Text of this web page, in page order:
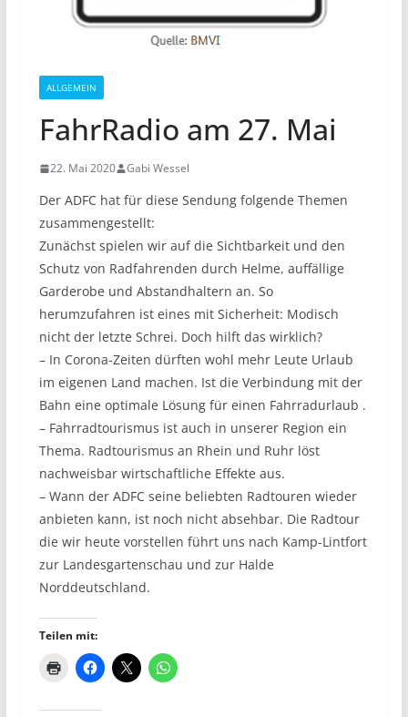
ALLGEMEIN
FahrRadio am 27. Mai
22. Mai 2020 Gabi Wessel
Der ADFC hat für diese Sendung folgende Themen
zusammengestellt:
Zunächst spielen wir auf die Sichtbarkeit und den
Schutz von Radfahrenden durch Helme, auffällige
Garderobe und Abstandhaltern an. So
herumzufahren ist eines mit Sicherheit: Modisch
nicht der letzte Schrei. Doch hilft das wirklich?
– In Corona-Zeiten dürften wohl mehr Leute Urlaub
im eigenen Land machen. Ist die Verbindung mit der
Bahn eine optimale Lösung für einen Fahrradurlaub .
– Fahrradtourismus ist auch in unserer Region ein
Thema. Radtourismus an Rhein und Ruhr löst
nachweisbar wirtschaftliche Effekte aus.
– Wann der ADFC seine beliebten Radtouren wieder
anbieten kann, ist noch nicht absehbar. Die Radtour
die wir heute vorstellen führt uns nach Kamp-Lintfort
zur Landesgartenschau und zur Halde
Norddeutschland.
Teilen mit: